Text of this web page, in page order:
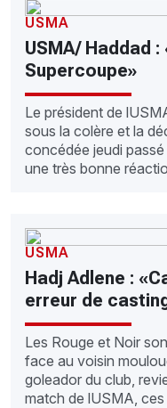
USMA
USMA/ Haddad
Supercoupe»
Le président de
sous la colère et la
concédée jeudi
une très bonne
USMA
Hadj Adlene :
erreur de
Les Rouge et Noir
face au voisin
goleador du club,
match de lUSMA,